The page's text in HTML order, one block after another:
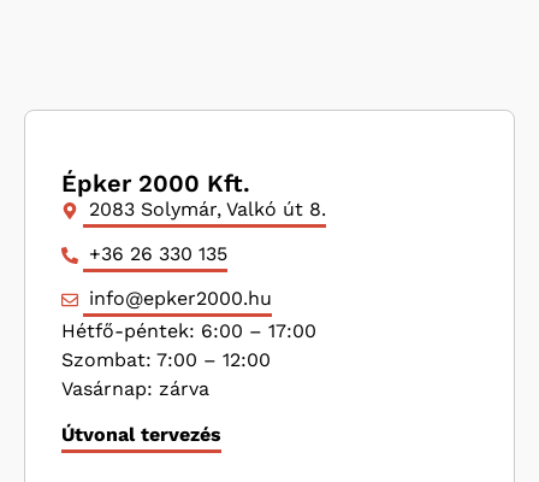
Épker 2000 Kft.
2083 Solymár, Valkó út 8.
+36 26 330 135
info@epker2000.hu
Hétfő-péntek: 6:00 – 17:00
Szombat: 7:00 – 12:00
Vasárnap: zárva
Útvonal tervezés